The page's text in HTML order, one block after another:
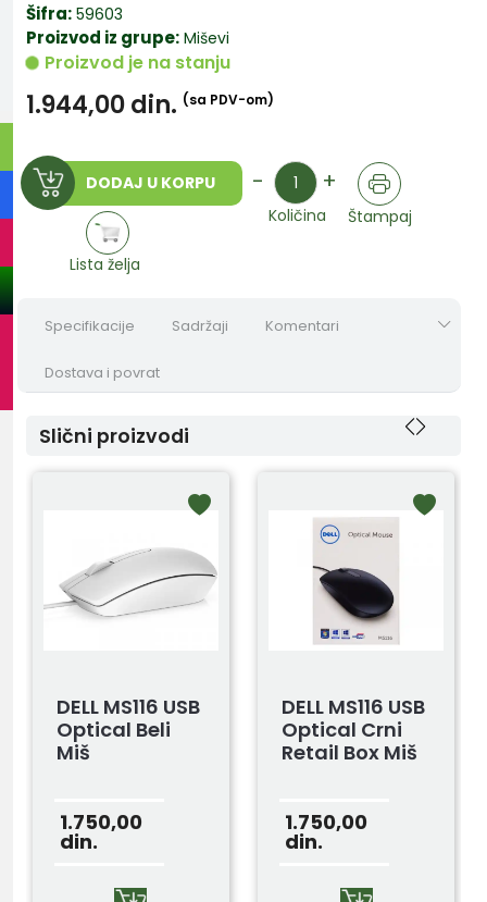
Šifra: 59603
Proizvod iz grupe: Miševi
Proizvod je na stanju
1.944,00din. (sa PDV-om)
DODAJ U KORPU - Količina +
Količina Štampaj
Lista želja
Specifikacije Sadržaji Komentari
Dostava i povrat
Slični proizvodi
DELL MS116 USB
Optical Beli
Miš
1.750,00
din.
DELL MS116 USB
Optical Crni
Retail Box Miš
1.750,00
din.